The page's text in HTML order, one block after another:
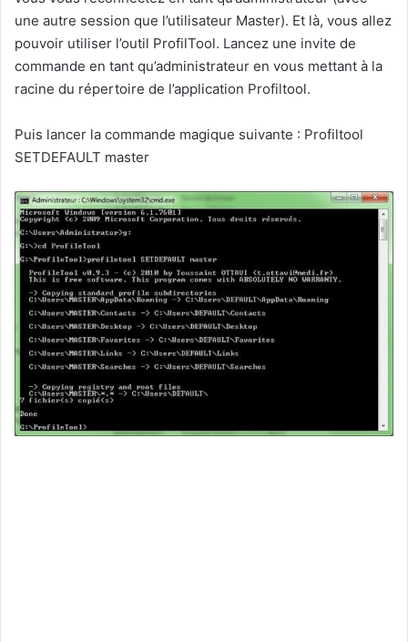
une autre session que l’utilisateur Master). Et là, vous allez
pouvoir utiliser l’outil ProfilTool. Lancez une invite de
commande en tant qu’administrateur en vous mettant à la
racine du répertoire de l’application Profiltool.
Puis lancer la commande magique suivante : Profiltool
SETDEFAULT master